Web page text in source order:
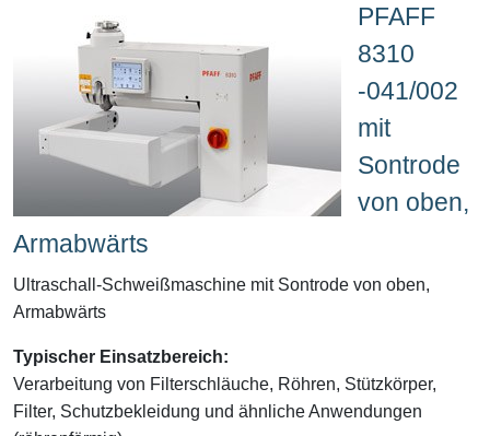
PFAFF
8310
-041/002
mit
Sontrode
von oben,
Armabwärts
Ultraschall-Schweißmaschine mit Sontrode von oben,
Armabwärts
Typischer Einsatzbereich:
Verarbeitung von Filterschläuche, Röhren, Stützkörper,
Filter, Schutzbekleidung und ähnliche Anwendungen